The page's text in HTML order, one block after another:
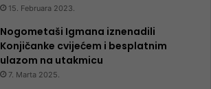
15. Februara 2023.
Nogometaši Igmana iznenadili
Konjičanke cvijećem i besplatnim
ulazom na utakmicu
7. Marta 2025.